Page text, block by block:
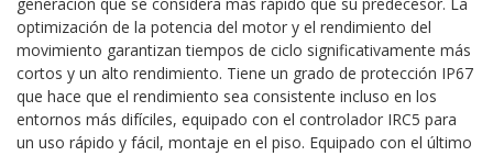
optimización de la potencia del motor y el rendimiento del
movimiento garantizan tiempos de ciclo significativamente más
cortos y un alto rendimiento. Tiene un grado de protección IP67
que hace que el rendimiento sea consistente incluso en los
entornos más difíciles, equipado con el controlador IRC5 para
un uso rápido y fácil, montaje en el piso. Equipado con el último